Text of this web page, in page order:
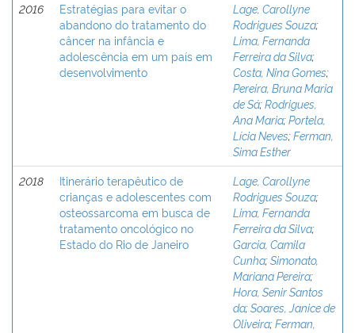
2016
Estratégias para evitar o
abandono do tratamento do
câncer na infância e
adolescência em um país em
desenvolvimento
Lage, Carollyne
Rodrigues Souza;
Lima, Fernanda
Ferreira da Silva;
Costa, Nina Gomes;
Pereira, Bruna Maria
de Sá;Rodrigues,
Ana Maria;Portela,
Lícia Neves;Ferman,
Sima Esther
2018
Itinerário terapêutico de
crianças e adolescentes com
osteossarcoma em busca de
tratamento oncológico no
Estado do Rio de Janeiro
Lage, Carollyne
Rodrigues Souza;
Lima, Fernanda
Ferreira da Silva;
Garcia, Camila
Cunha;Simonato,
Mariana Pereira;
Hora, Senir Santos
da;Soares, Janice de
Oliveira;Ferman,